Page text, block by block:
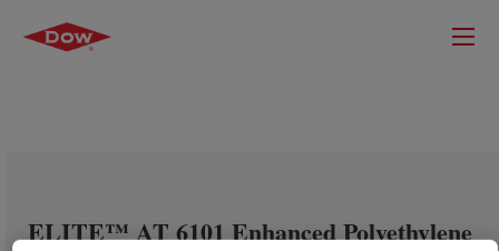
ELITE™ AT 6101 Enhanced Polyethylene